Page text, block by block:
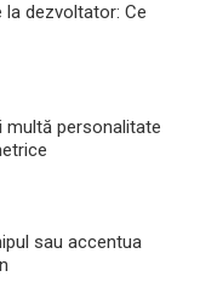
la dezvoltator: Ce
multă personalitate
sau accentua